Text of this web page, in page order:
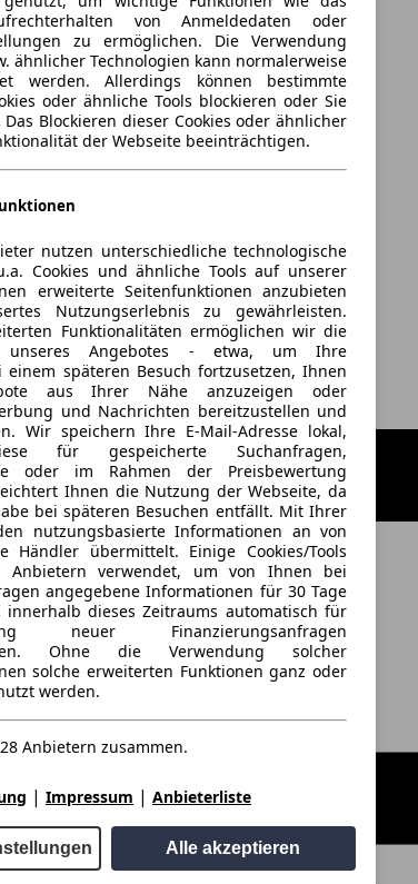
von Anmeldedaten oder
zu ermöglichen. Die Verwendung
ähnlicher Technologien kann normalerweise
werden. Allerdings können bestimmte
oder ähnliche Tools blockieren oder Sie
Blockieren dieser Cookies oder ähnlicher
der Webseite beeinträchtigen.
nutzen unterschiedliche technologische
Cookies und ähnliche Tools auf unserer
erweiterte Seitenfunktionen anzubieten
Nutzungserlebnis zu gewährleisten.
Funktionalitäten ermöglichen wir die
unseres Angebotes - etwa, um Ihre
einem späteren Besuch fortzusetzen, Ihnen
aus Ihrer Nähe anzuzeigen oder
und Nachrichten bereitzustellen und
Wir speichern Ihre E-Mail-Adresse lokal,
für gespeicherte Suchanfragen,
oder im Rahmen der Preisbewertung
Ihnen die Nutzung der Webseite, da
bei späteren Besuchen entfällt. Mit Ihrer
nutzungsbasierte Informationen an von
Händler übermittelt. Einige Cookies/Tools
Anbietern verwendet, um von Ihnen bei
angegebene Informationen für 30 Tage
dieses Zeitraums automatisch für
neuer Finanzierungsanfragen
Ohne die Verwendung solcher
solche erweiterten Funktionen ganz oder
werden.
Anbietern zusammen.
| Impressum | Anbieterliste
Alle akzeptieren